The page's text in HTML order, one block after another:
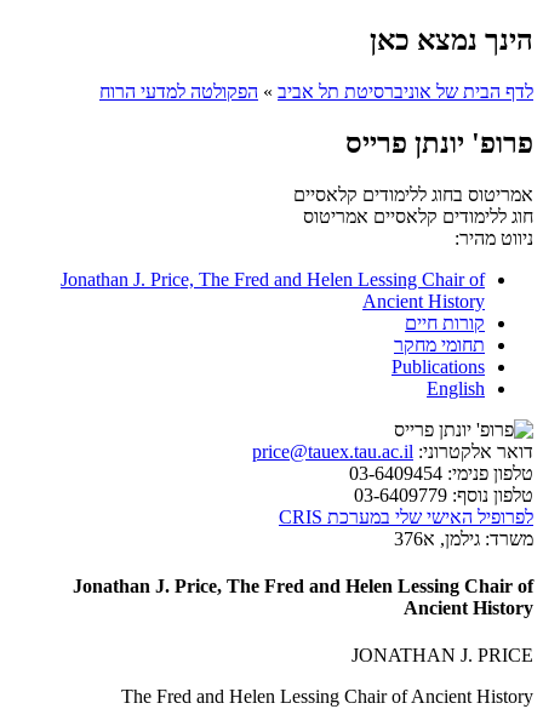
הינך נמצא כאן
לדף הבית של אוניברסיטת תל אביב » הפקולטה למדעי הרוח
פרופ' יונתן פרייס
אמריטוס בחוג ללימודים קלאסיים
חוג ללימודים קלאסיים אמריטוס
ניווט מהיר:
Jonathan J. Price, The Fred and Helen Lessing Chair of
Ancient History
קורות חיים
תחומי מחקר
Publications
English
דואר אלקטרוני: price@tauex.tau.ac.il
טלפון פנימי:
טלפון נוסף:
לפרופיל האישי שלי במערכת CRIS
משרד: גילמן, א376
Jonathan J. Price, The Fred and Helen Lessing Chair of
Ancient History
JONATHAN J. PRICE
The Fred and Helen Lessing Chair of Ancient History